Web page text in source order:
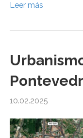
Leer más
10.02.2025